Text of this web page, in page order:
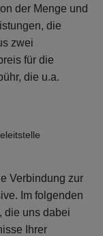
der Menge und
die
zwei
für die
die u.a.
Verbindung zur
Im folgenden
die uns dabei
Ihrer